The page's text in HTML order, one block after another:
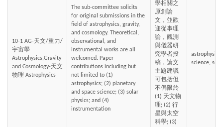
10-1 AG-天文/重力/
宇宙學
Astrophysics,Gravity
and Cosmology-天文
物理 Astrophysics
The sub-committee solicits
for original submissions in the
field of astrophysics, gravity,
and cosmology. Theoretical,
observational, and
instrumental works are all
welcomed. Paper
contributions including but
not limited to (1)
astrophysics; (2) planetary
and space science; (3) solar
physics; and (4)
instrumentation
學相關之
原創論
文，並歡
迎從事理
論，觀測
與儀器研
究學者投
稿，論文
主題建議
可包括但
不侷限於
(1) 天文物
理; (2) 行
星與太空
科學; (3)
science,